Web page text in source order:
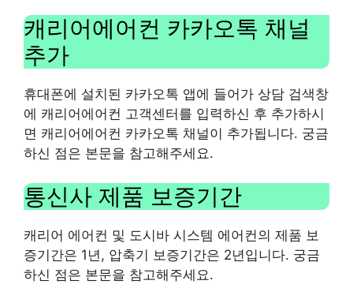
캐리어에어컨 카카오톡 채널
추가
휴대폰에 설치된 카카오톡 앱에 들어가 상담 검색창
에 캐리어에어컨 고객센터를 입력하신 후 추가하시
면 캐리어에어컨 카카오톡 채널이 추가됩니다. 궁금
하신 점은 본문을 참고해주세요.
통신사 제품 보증기간
캐리어 에어컨 및 도시바 시스템 에어컨의 제품 보
증기간은 1년, 압축기 보증기간은 2년입니다. 궁금
하신 점은 본문을 참고해주세요.